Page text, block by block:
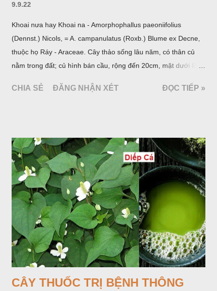
9.9.22
Khoai nưa hay Khoai na - Amorphophallus paeoniifolius
(Dennst.) Nicols, = A. campanulatus (Roxb.) Blume ex Decne,
thuộc họ Ráy - Araceae. Cây thảo sống lâu năm, có thân củ
nằm trong đất; củ hình bán cầu, rộng đến 20cm, mặt dưới lồi
quanh có 3-5 mấu lồi; vỏ củ màu nâu, thịt trắng vàng và cứng.
một mo to màu đỏ xanh có đốm trắng, mặt trong màu đỏ thẫm,
bao lấy một bong mo là một trục mang phần hoa cái ở dưới,
phần hoa đực ở trên. Khoai nưa phân bố ở Ấn độ, Myanma,
Trung quốc, Việt nam, Campuchia, Malaixia, Inđônêxia,
Philippin. Ở nước ta, khoai nưa mọc hoang rải rác ở khắp các
vùng rừng núi, được bà con nhiều địa phương đem về trồng từ
lâu đời ở trong vườn, quanh bờ ao, dọc hàng rào và trên các
đồi để làm thức ăn cho người và gia súc, gặp nhiều ở các tỉnh
Lạng s...
CHIA SẺ ĐĂNG NHẬN XÉT ĐỌC TIẾP »
CÂY THUỐC TRỊ BỆNH THÔNG